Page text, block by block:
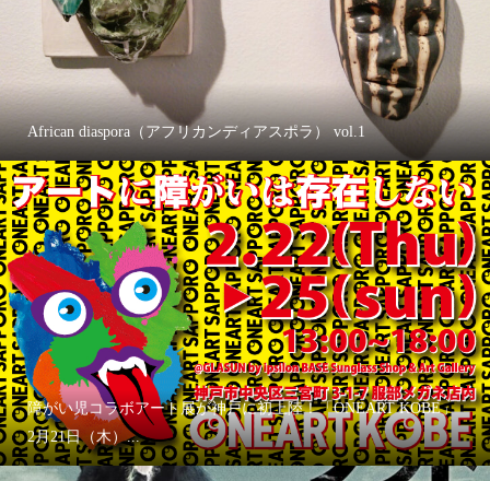
African diaspora（アフリカンディアスポラ） vol.1
障がい児コラボアート展が神戸に初上陸！「ONEART KOBE」
2月21日（木）...